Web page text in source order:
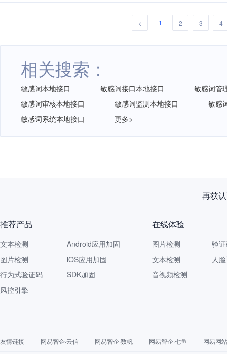
< 1 2 3 4
相关搜索：
敏感词本地接口 敏感词接口本地接口
敏感词管
敏感词审核本地接口
敏感词监测本地接口
敏感
敏感词系统本地接口
更多>
再获
推荐产品
文本检测
图片检测
行为式验证码
风控引擎
Android应用加固
iOS应用加固
SDK加固
在线体验
图片检测
文本检测
音视频检测
验
人
友情链接 网易智企·云信 网易智企·数帆 网易智企·七鱼 网易网